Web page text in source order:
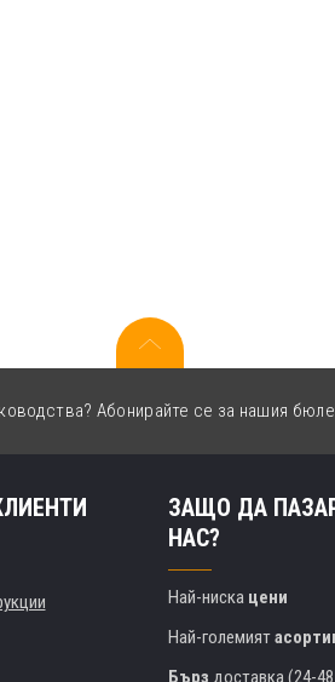
Абонирайте се за нашия
ЗАЩО ДА
НАС?
Най-ниска цени
Най-големият
Бърз доставка (24-